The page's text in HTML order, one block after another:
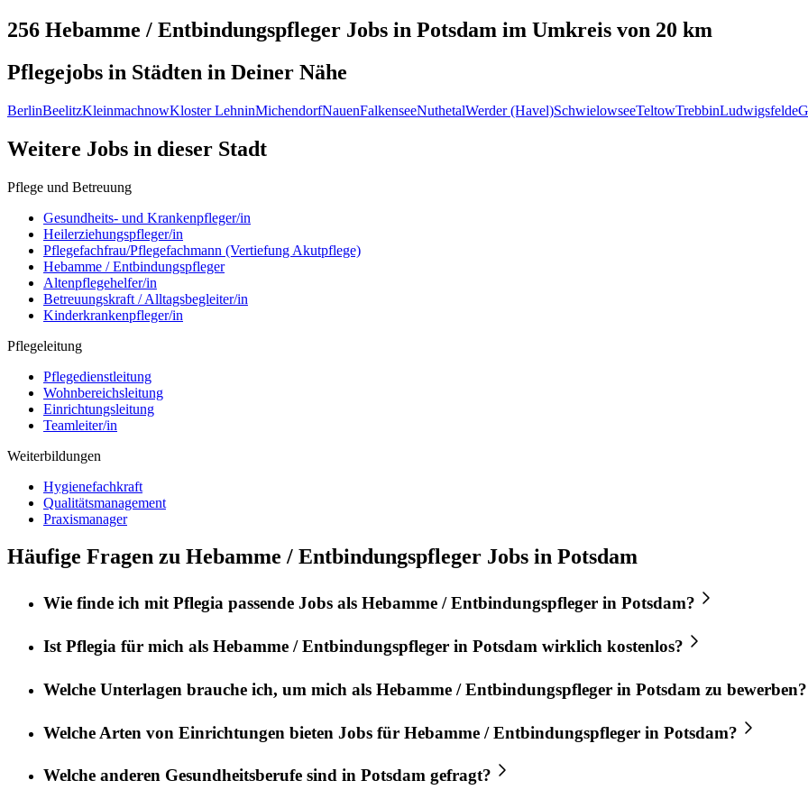
256 Hebamme / Entbindungspfleger Jobs in Potsdam im Umkreis von 20 km
Pflegejobs in Städten in Deiner Nähe
BerlinBeelitzKleinmachnowKloster LehninMichendorfNauenFalkenseeNuthetalWerder (Havel)SchwielowseeTeltowTrebbinLudwigsfelde
Weitere Jobs in dieser Stadt
Pflege und Betreuung
Gesundheits- und Krankenpfleger/in
Heilerziehungspfleger/in
Pflegefachfrau/Pflegefachmann (Vertiefung Akutpflege)
Hebamme / Entbindungspfleger
Altenpflegehelfer/in
Betreuungskraft / Alltagsbegleiter/in
Kinderkrankenpfleger/in
Pflegeleitung
Pflegedienstleitung
Wohnbereichsleitung
Einrichtungsleitung
Teamleiter/in
Weiterbildungen
Hygienefachkraft
Qualitätsmanagement
Praxismanager
Häufige Fragen zu Hebamme / Entbindungspfleger Jobs in Potsdam
Wie finde ich mitPflegia passende Jobs als Hebamme / Entbindungspfleger in Potsdam?
Ist Pflegia für mich als Hebamme / Entbindungspfleger in Potsdam wirklich kostenlos?
Welche Unterlagen brauche ich, um mich als Hebamme / Entbindungspfleger in Potsdam zu bewerben?
Welche Arten von Einrichtungen bieten Jobs für Hebamme / Entbindungspfleger in Potsdam?
Welche anderen Gesundheitsberufe sind in Potsdam gefragt?